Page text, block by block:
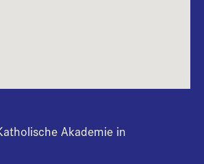
Akademie in